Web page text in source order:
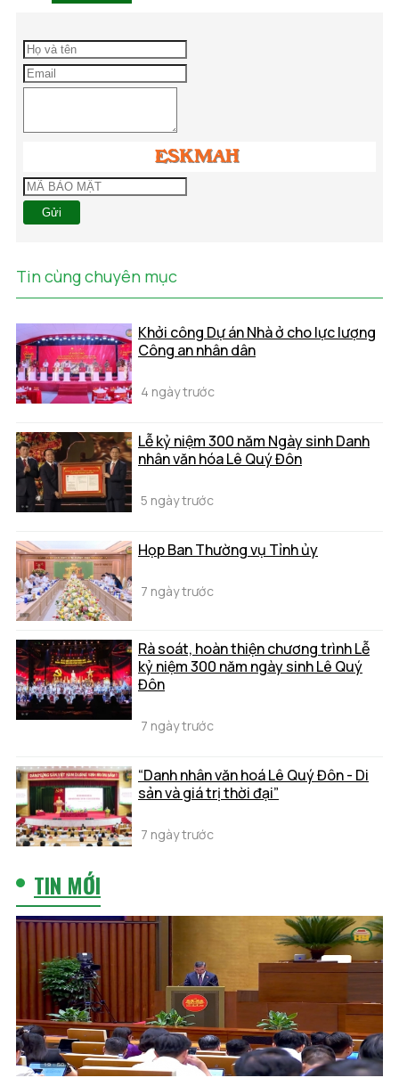
Gửi
Tin cùng chuyên mục
Khởi công Dự án Nhà ở cho lực lượng
Công an nhân dân
4 ngày trước
Lễ kỷ niệm 300 năm Ngày sinh Danh
nhân văn hóa Lê Quý Đôn
5 ngày trước
Họp Ban Thường vụ Tỉnh ủy
7 ngày trước
Rà soát, hoàn thiện chương trình Lễ
kỷ niệm 300 năm ngày sinh Lê Quý
Đôn
7 ngày trước
“Danh nhân văn hoá Lê Quý Đôn - Di
sản và giá trị thời đại”
7 ngày trước
TIN MỚI